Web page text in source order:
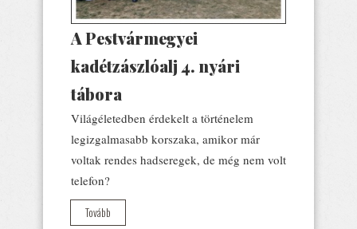
A Pestvármegyei
kadétzászlóalj 4. nyári
tábora
Világéletedben érdekelt a történelem
legizgalmasabb korszaka, amikor már
voltak rendes hadseregek, de még nem volt
telefon?
Tovább